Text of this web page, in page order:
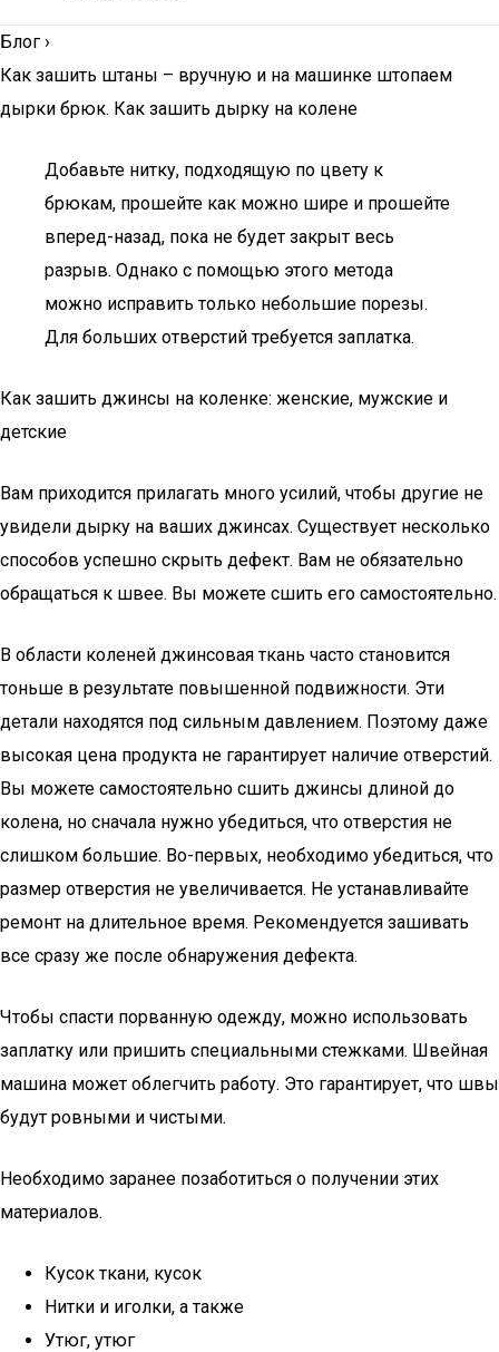
Блог ›
Как зашить штаны – вручную и на машинке штопаем
дырки брюк. Как зашить дырку на колене
Добавьте нитку, подходящую по цвету к
брюкам, прошейте как можно шире и прошейте
вперед-назад, пока не будет закрыт весь
разрыв. Однако с помощью этого метода
можно исправить только небольшие порезы.
Для больших отверстий требуется заплатка.
Как зашить джинсы на коленке: женские, мужские и
детские
Вам приходится прилагать много усилий, чтобы другие не
увидели дырку на ваших джинсах. Существует несколько
способов успешно скрыть дефект. Вам не обязательно
обращаться к швее. Вы можете сшить его самостоятельно.
В области коленей джинсовая ткань часто становится
тоньше в результате повышенной подвижности. Эти
детали находятся под сильным давлением. Поэтому даже
высокая цена продукта не гарантирует наличие отверстий.
Вы можете самостоятельно сшить джинсы длиной до
колена, но сначала нужно убедиться, что отверстия не
слишком большие. Во-первых, необходимо убедиться, что
размер отверстия не увеличивается. Не устанавливайте
ремонт на длительное время. Рекомендуется зашивать
все сразу же после обнаружения дефекта.
Чтобы спасти порванную одежду, можно использовать
заплатку или пришить специальными стежками. Швейная
машина может облегчить работу. Это гарантирует, что швы
будут ровными и чистыми.
Необходимо заранее позаботиться о получении этих
материалов.
Кусок ткани, кусок
Нитки и иголки, а также
Утюг, утюг